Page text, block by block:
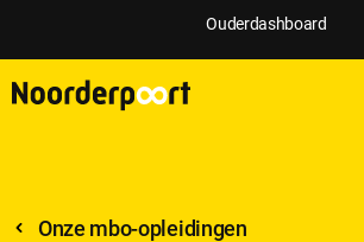
Ouderdashboard
Onze mbo-opleidingen